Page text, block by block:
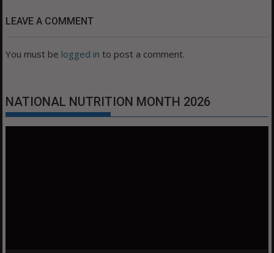
LEAVE A COMMENT
You must be logged in to post a comment.
NATIONAL NUTRITION MONTH 2026